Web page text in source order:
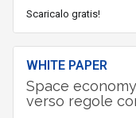
Scaricalo gratis!
WHITE PAPER
Space
verso regole